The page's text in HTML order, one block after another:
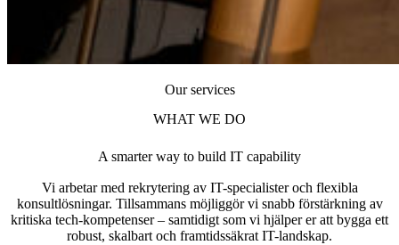
Our services
WHAT WE DO
A smarter way to build IT capability
Vi arbetar med rekrytering av IT-specialister och flexibla
konsultlösningar. Tillsammans möjliggör vi snabb förstärkning av
kritiska tech-kompetenser – samtidigt som vi hjälper er att bygga ett
robust, skalbart och framtidssäkrat IT-landskap.